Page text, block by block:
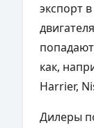
экспорт
как,
Harrier,
Дилеры